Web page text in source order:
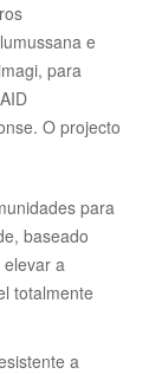
e
para
O projecto
para
baseado
a
totalmente
a